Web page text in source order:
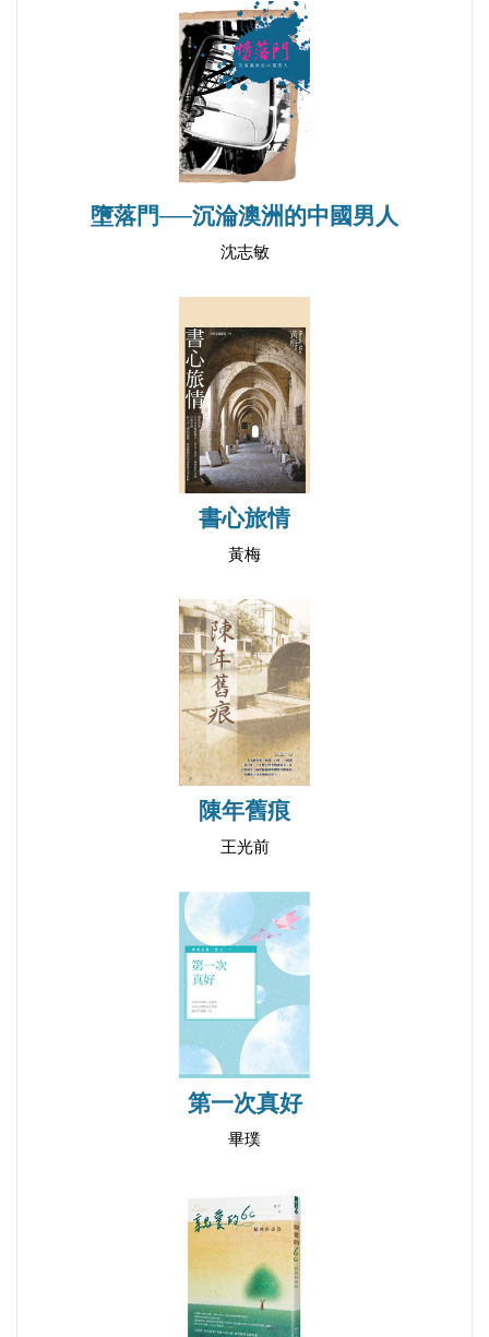
《油漆未乾》：我們都給異化了
一個平民的格言─卅年頓悟錄
一個非「兩會」代表的N個提案
B面 旅途的風景
閒話重慶人的語言：重慶語言中的「吃吃喝喝」
閒話重慶人的語言：腦殼
閒話重慶人的語言：金錢的別名
閒話重慶人的語言：看稀奇
閒話重慶人的語言：堂客別說
閒話重慶人的語言：「落地桃子」隨想
閒話重慶人的語言：鏵口與耙子
閒話重慶人的語言：洗白
閒話重慶人的語言：割裂與決架
重慶，重慶，我又愛又恨的重慶
北京：自我放大的城市
赴台旅遊的荒謬規定
還有哪一個行業沒問題？
多難一定會興邦嗎？
淚別或吻別─獻給高校畢業生
在中國，死是容易的
《孔雀》：那些草根階層的愛恨情仇
顛沛流離後的親情之美─評電影《我的兄弟姐妹》
晚安，我的民工兄弟
墮落門──沉淪澳洲的中國男人
沈志敏
書心旅情
黃梅
陳年舊痕
王光前
第一次真好
畢璞